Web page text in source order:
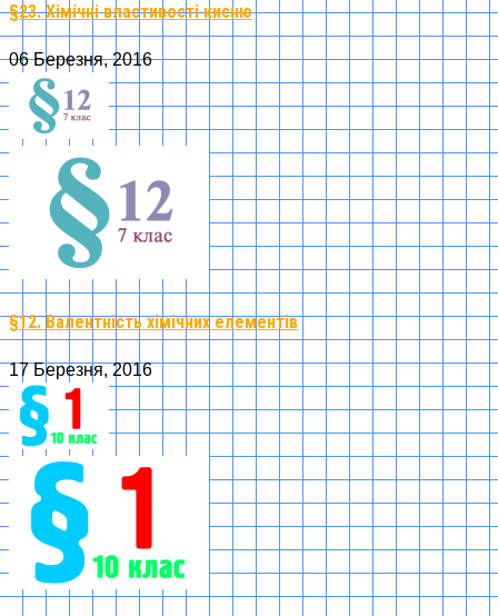
§23. Хімічні властивості кисню
06 Березня, 2016
§12. Валентність хімічних елементів
17 Березня, 2016